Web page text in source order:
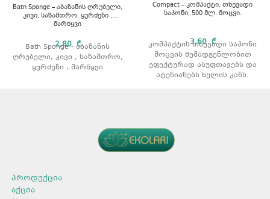
Bath Sponge – აბაზანის ღრუბელი,
კივი, საზამთრო, ყურძენი ,
მარწყვი
2,80₾
Bath Sponge - აბაზანის
ღრუბელი, კივი , საზამთრო,
ყურძენი , მარწყვი
Compact – კომპაქტი, თხევადი
საპონი, 500 მლ. მოცვი.
3,60₾
კომპაქტის თხევადი საპონი
მოცვის შემადგენლობით
ეფექტურად ასუფთავებს და
ატენიანებს ხელის კანს.
პროდუქცია
აქცია